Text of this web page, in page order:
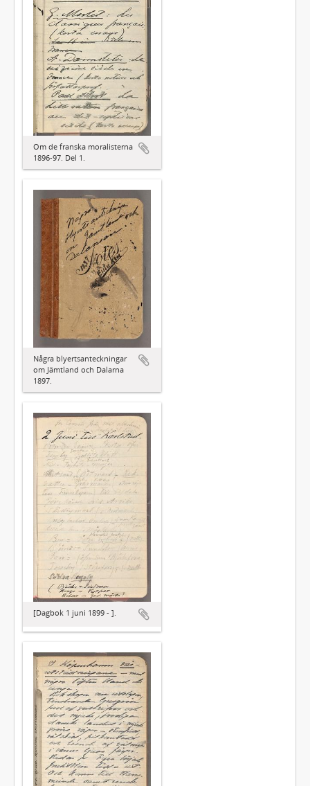
Om de franska moralisterna
1896-97. Del 1.
Några blyertsanteckningar
om Jämtland och Dalarna
1897.
[Dagbok 1 juni 1899 - ].